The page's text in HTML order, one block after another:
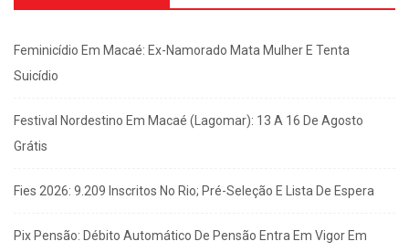
Feminicídio Em Macaé: Ex-Namorado Mata Mulher E Tenta
Suicídio
Festival Nordestino Em Macaé (Lagomar): 13 A 16 De Agosto
Grátis
Fies 2026: 9.209 Inscritos No Rio; Pré-Seleção E Lista De Espera
Pix Pensão: Débito Automático De Pensão Entra Em Vigor Em